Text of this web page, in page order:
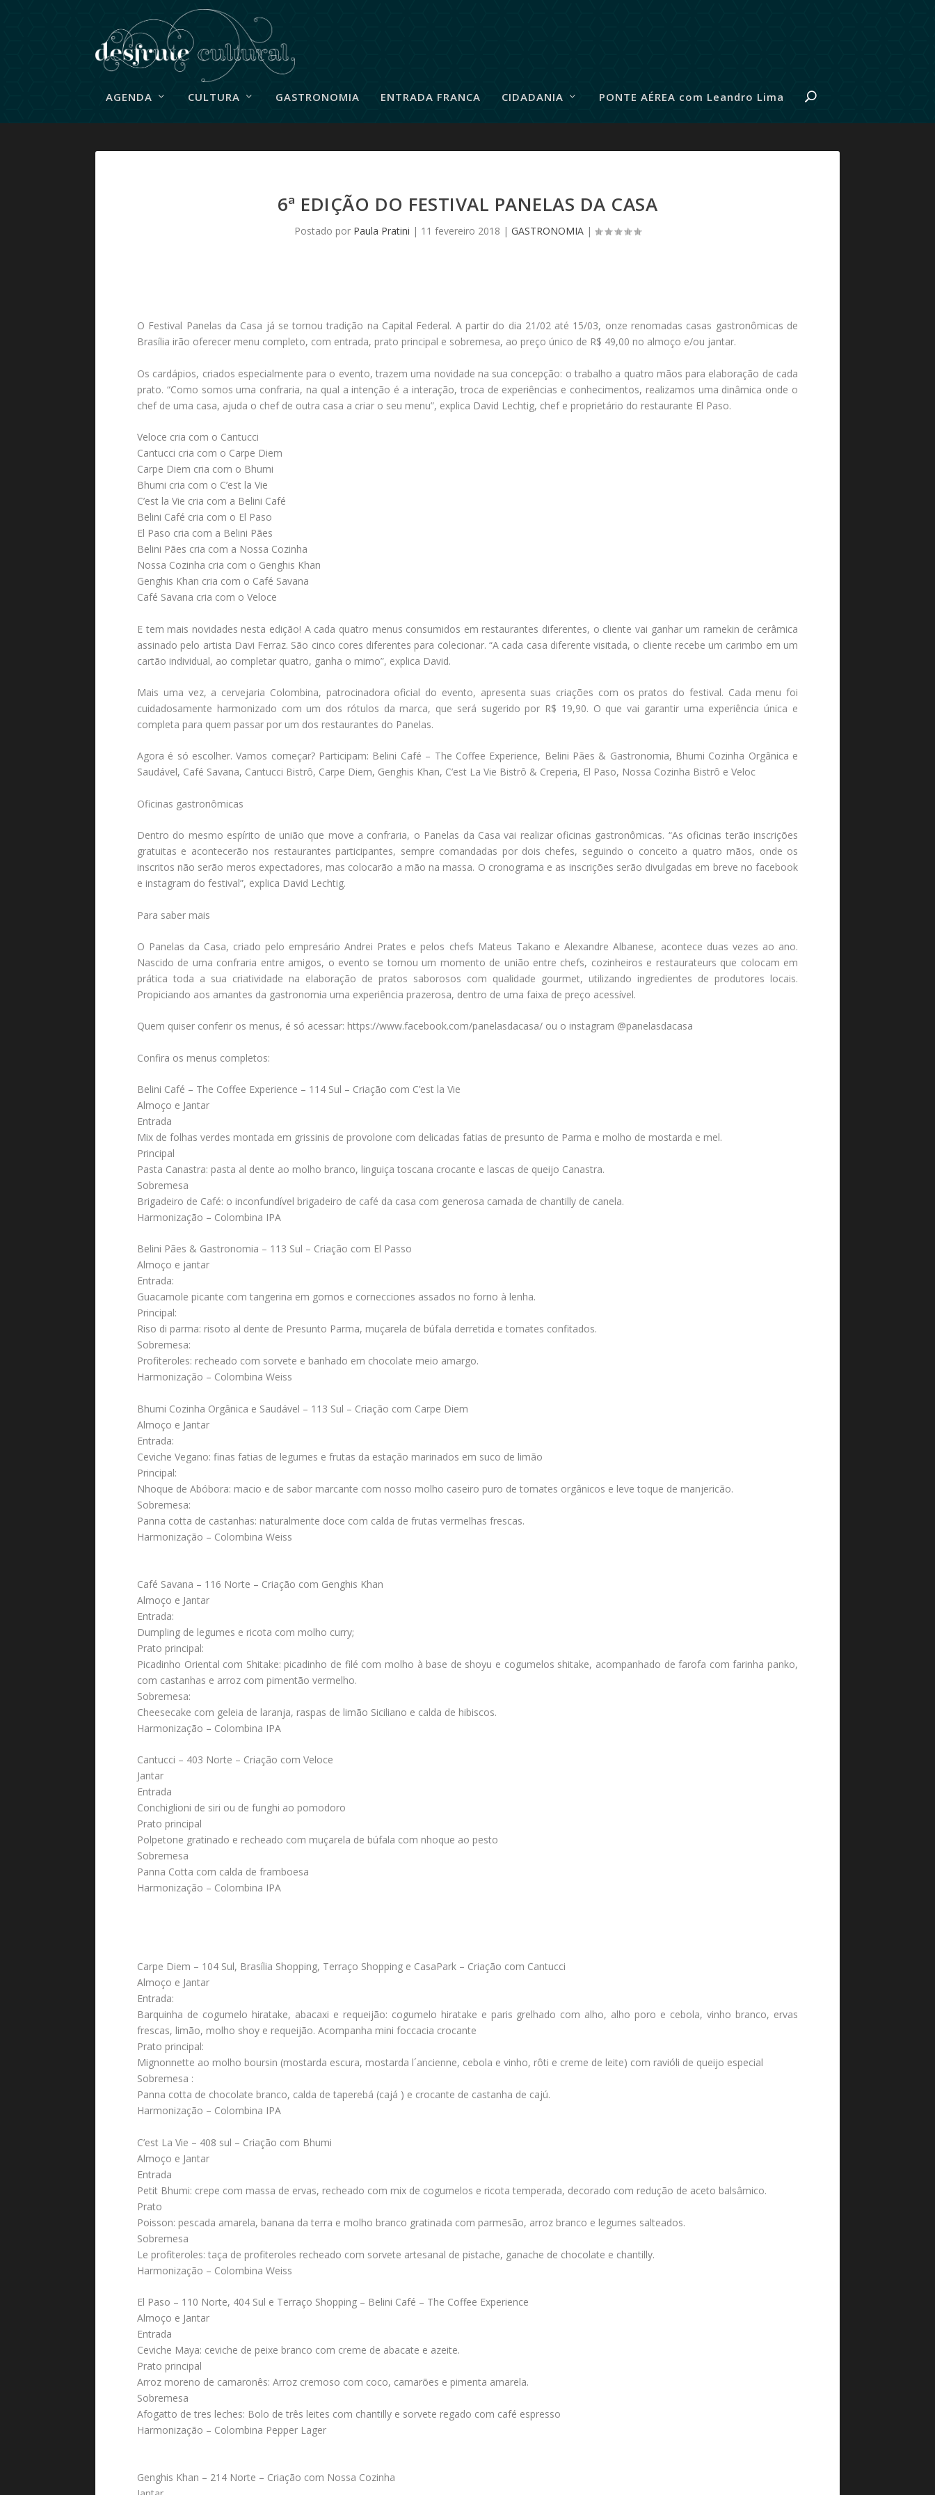
AGENDA CULTURA GASTRONOMIA ENTRADA FRANCA CIDADANIA PONTE AÉREA com Leandro Lima
6ª EDIÇÃO DO FESTIVAL PANELAS DA CASA
Postado por Paula Pratini | 11 fevereiro 2018 | GASTRONOMIA |
O Festival Panelas da Casa já se tornou tradição na Capital Federal. A partir do dia 21/02 até 15/03, onze renomadas casas gastronômicas de
Brasília irão oferecer menu completo, com entrada, prato principal e sobremesa, ao preço único de R$ 49,00 no almoço e/ou jantar.
Os cardápios, criados especialmente para o evento, trazem uma novidade na sua concepção: o trabalho a quatro mãos para elaboração de cada
prato. “Como somos uma confraria, na qual a intenção é a interação, troca de experiências e conhecimentos, realizamos uma dinâmica onde o
chef de uma casa, ajuda o chef de outra casa a criar o seu menu”, explica David Lechtig, chef e proprietário do restaurante El Paso.
Veloce cria com o Cantucci
Cantucci cria com o Carpe Diem
Carpe Diem cria com o Bhumi
Bhumi cria com o C’est la Vie
C’est la Vie cria com a Belini Café
Belini Café cria com o El Paso
El Paso cria com a Belini Pães
Belini Pães cria com a Nossa Cozinha
Nossa Cozinha cria com o Genghis Khan
Genghis Khan cria com o Café Savana
Café Savana cria com o Veloce
E tem mais novidades nesta edição! A cada quatro menus consumidos em restaurantes diferentes, o cliente vai ganhar um ramekin de cerâmica
assinado pelo artista Davi Ferraz. São cinco cores diferentes para colecionar. “A cada casa diferente visitada, o cliente recebe um carimbo em um
cartão individual, ao completar quatro, ganha o mimo”, explica David.
Mais uma vez, a cervejaria Colombina, patrocinadora oficial do evento, apresenta suas criações com os pratos do festival. Cada menu foi
cuidadosamente harmonizado com um dos rótulos da marca, que será sugerido por R$ 19,90. O que vai garantir uma experiência única e
completa para quem passar por um dos restaurantes do Panelas.
Agora é só escolher. Vamos começar? Participam: Belini Café – The Coffee Experience, Belini Pães & Gastronomia, Bhumi Cozinha Orgânica e
Saudável, Café Savana, Cantucci Bistrô, Carpe Diem, Genghis Khan, C’est La Vie Bistrô & Creperia, El Paso, Nossa Cozinha Bistrô e Veloc
Oficinas gastronômicas
Dentro do mesmo espírito de união que move a confraria, o Panelas da Casa vai realizar oficinas gastronômicas. “As oficinas terão inscrições
gratuitas e acontecerão nos restaurantes participantes, sempre comandadas por dois chefes, seguindo o conceito a quatro mãos, onde os
inscritos não serão meros expectadores, mas colocarão a mão na massa. O cronograma e as inscrições serão divulgadas em breve no facebook
e instagram do festival”, explica David Lechtig.
Para saber mais
O Panelas da Casa, criado pelo empresário Andrei Prates e pelos chefs Mateus Takano e Alexandre Albanese, acontece duas vezes ao ano.
Nascido de uma confraria entre amigos, o evento se tornou um momento de união entre chefs, cozinheiros e restaurateurs que colocam em
prática toda a sua criatividade na elaboração de pratos saborosos com qualidade gourmet, utilizando ingredientes de produtores locais.
Propiciando aos amantes da gastronomia uma experiência prazerosa, dentro de uma faixa de preço acessível.
Quem quiser conferir os menus, é só acessar: https://www.facebook.com/panelasdacasa/ ou o instagram @panelasdacasa
Confira os menus completos:
Belini Café – The Coffee Experience – 114 Sul – Criação com C’est la Vie
Almoço e Jantar
Entrada
Mix de folhas verdes montada em grissinis de provolone com delicadas fatias de presunto de Parma e molho de mostarda e mel.
Principal
Pasta Canastra: pasta al dente ao molho branco, linguiça toscana crocante e lascas de queijo Canastra.
Sobremesa
Brigadeiro de Café: o inconfundível brigadeiro de café da casa com generosa camada de chantilly de canela.
Harmonização – Colombina IPA
Belini Pães & Gastronomia – 113 Sul – Criação com El Passo
Almoço e jantar
Entrada:
Guacamole picante com tangerina em gomos e cornecciones assados no forno à lenha.
Principal:
Riso di parma: risoto al dente de Presunto Parma, muçarela de búfala derretida e tomates confitados.
Sobremesa:
Profiteroles: recheado com sorvete e banhado em chocolate meio amargo.
Harmonização – Colombina Weiss
Bhumi Cozinha Orgânica e Saudável – 113 Sul – Criação com Carpe Diem
Almoço e Jantar
Entrada:
Ceviche Vegano: finas fatias de legumes e frutas da estação marinados em suco de limão
Principal:
Nhoque de Abóbora: macio e de sabor marcante com nosso molho caseiro puro de tomates orgânicos e leve toque de manjericão.
Sobremesa:
Panna cotta de castanhas: naturalmente doce com calda de frutas vermelhas frescas.
Harmonização – Colombina Weiss
Café Savana – 116 Norte – Criação com Genghis Khan
Almoço e Jantar
Entrada:
Dumpling de legumes e ricota com molho curry;
Prato principal:
Picadinho Oriental com Shitake: picadinho de filé com molho à base de shoyu e cogumelos shitake, acompanhado de farofa com farinha panko,
com castanhas e arroz com pimentão vermelho.
Sobremesa:
Cheesecake com geleia de laranja, raspas de limão Siciliano e calda de hibiscos.
Harmonização – Colombina IPA
Cantucci – 403 Norte – Criação com Veloce
Jantar
Entrada
Conchiglioni de siri ou de funghi ao pomodoro
Prato principal
Polpetone gratinado e recheado com muçarela de búfala com nhoque ao pesto
Sobremesa
Panna Cotta com calda de framboesa
Harmonização – Colombina IPA
Carpe Diem – 104 Sul, Brasília Shopping, Terraço Shopping e CasaPark – Criação com Cantucci
Almoço e Jantar
Entrada:
Barquinha de cogumelo hiratake, abacaxi e requeijão: cogumelo hiratake e paris grelhado com alho, alho poro e cebola, vinho branco, ervas
frescas, limão, molho shoy e requeijão. Acompanha mini foccacia crocante
Prato principal:
Mignonnette ao molho boursin (mostarda escura, mostarda l´ancienne, cebola e vinho, rôti e creme de leite) com ravióli de queijo especial
Sobremesa :
Panna cotta de chocolate branco, calda de taperebá (cajá ) e crocante de castanha de cajú.
Harmonização – Colombina IPA
C’est La Vie – 408 sul – Criação com Bhumi
Almoço e Jantar
Entrada
Petit Bhumi: crepe com massa de ervas, recheado com mix de cogumelos e ricota temperada, decorado com redução de aceto balsâmico.
Prato
Poisson: pescada amarela, banana da terra e molho branco gratinada com parmesão, arroz branco e legumes salteados.
Sobremesa
Le profiteroles: taça de profiteroles recheado com sorvete artesanal de pistache, ganache de chocolate e chantilly.
Harmonização – Colombina Weiss
El Paso – 110 Norte, 404 Sul e Terraço Shopping – Belini Café – The Coffee Experience
Almoço e Jantar
Entrada
Ceviche Maya: ceviche de peixe branco com creme de abacate e azeite.
Prato principal
Arroz moreno de camaronês: Arroz cremoso com coco, camarões e pimenta amarela.
Sobremesa
Afogatto de tres leches: Bolo de três leites com chantilly e sorvete regado com café espresso
Harmonização – Colombina Pepper Lager
Genghis Khan – 214 Norte – Criação com Nossa Cozinha